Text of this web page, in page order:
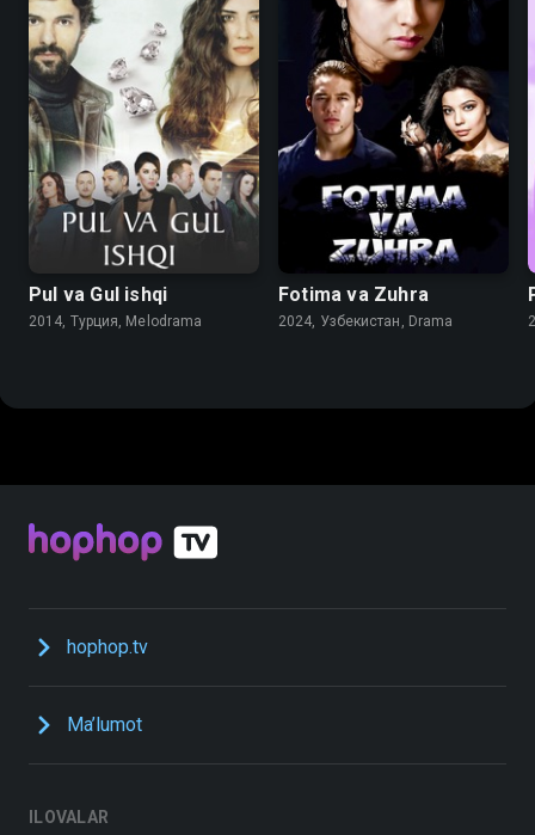
Pul va Gul ishqi
2014, Турция, Melodrama
Fotima va Zuhra
2024, Узбекистан, Drama
hophop.tv
Ma’lumot
ILOVALAR